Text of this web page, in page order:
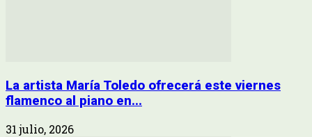
La artista María Toledo ofrecerá este viernes
flamenco al piano en...
31 julio, 2026